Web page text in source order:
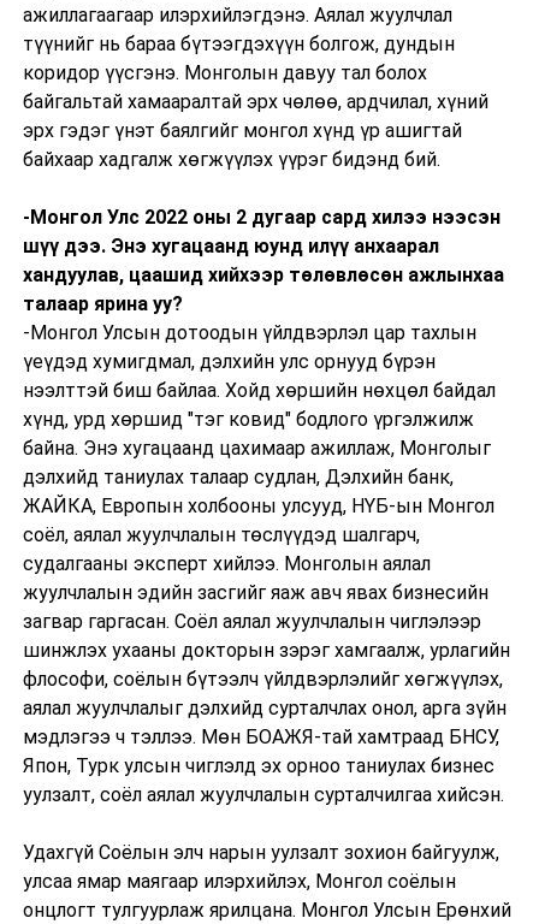
ажиллагаагаар илэрхийлэгдэнэ. Аялал жуулчлал
түүнийг нь бараа бүтээгдэхүүн болгож, дундын
коридор үүсгэнэ. Монголын давуу тал болох
байгальтай хамааралтай эрх чөлөө, ардчилал, хүний
эрх гэдэг үнэт баялгийг монгол хүнд үр ашигтай
байхаар хадгалж хөгжүүлэх үүрэг бидэнд бий.
-Монгол Улс 2022 оны 2 дугаар сард хилээ нээсэн
шүү дээ. Энэ хугацаанд юунд илүү анхаарал
хандуулав, цаашид хийхээр төлөвлөсөн ажлынхаа
талаар ярина уу?
-Монгол Улсын дотоодын үйлдвэрлэл цар тахлын
үеүдэд хумигдмал, дэлхийн улс орнууд бүрэн
нээлттэй биш байлаа. Хойд хөршийн нөхцөл байдал
хүнд, урд хөршид "тэг ковид" бодлого үргэлжилж
байна. Энэ хугацаанд цахимаар ажиллаж, Монголыг
дэлхийд таниулах талаар судлан, Дэлхийн банк,
ЖАЙКА, Европын холбооны улсууд, НҮБ-ын Монгол
соёл, аялал жуулчлалын төслүүдэд шалгарч,
судалгааны эксперт хийлээ. Монголын аялал
жуулчлалын эдийн засгийг яаж авч явах бизнесийн
загвар гаргасан. Соёл аялал жуулчлалын чиглэлээр
шинжлэх ухааны докторын зэрэг хамгаалж, урлагийн
флософи, соёлын бүтээлч үйлдвэрлэлийг хөгжүүлэх,
аялал жуулчлалыг дэлхийд сурталчлах онол, арга зүйн
мэдлэгээ ч тэллээ. Мөн БОАЖЯ-тай хамтраад БНСУ,
Япон, Турк улсын чиглэлд эх орноо таниулах бизнес
уулзалт, соёл аялал жуулчлалын сурталчилгаа хийсэн.
Удахгүй Соёлын элч нарын уулзалт зохион байгуулж,
улсаа ямар маягаар илэрхийлэх, Монгол соёлын
онцлогт тулгуурлаж ярилцана. Монгол Улсын Ерөнхий